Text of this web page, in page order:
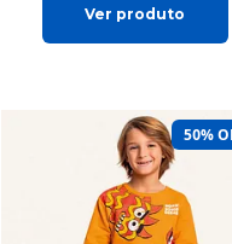
Ver produto
50%